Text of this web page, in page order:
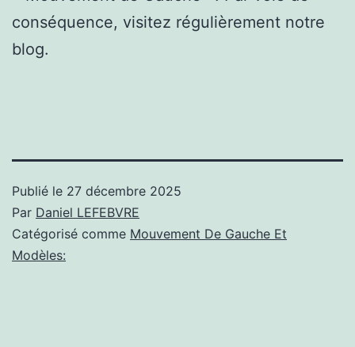
conséquence, visitez régulièrement notre
blog.
Publié le 27 décembre 2025
Par Daniel LEFEBVRE
Catégorisé comme Mouvement De Gauche Et
Modèles: